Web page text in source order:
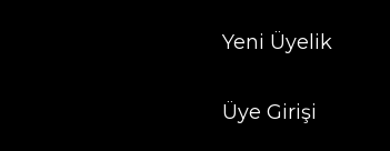
Yeni Üyelik
Üye Girişi